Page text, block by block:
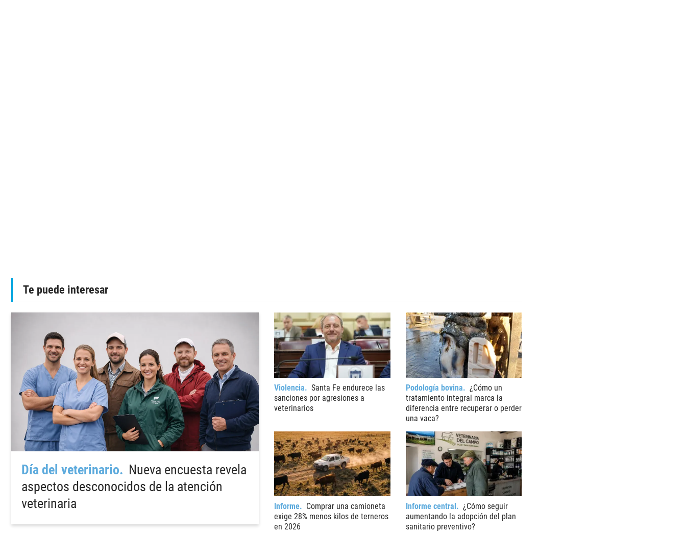
Te puede interesar
Día del veterinario
Nueva encuesta revela
aspectos desconocidos de la atención
veterinaria
Violencia
Santa Fe endurece las
sanciones por agresiones a
veterinarios
Podología bovina
¿Cómo un
tratamiento integral marca la
diferencia entre recuperar o perder
una vaca?
Informe
Comprar una camioneta
exige 28% menos kilos de terneros
en 2026
Informe central
¿Cómo seguir
aumentando la adopción del plan
sanitario preventivo?